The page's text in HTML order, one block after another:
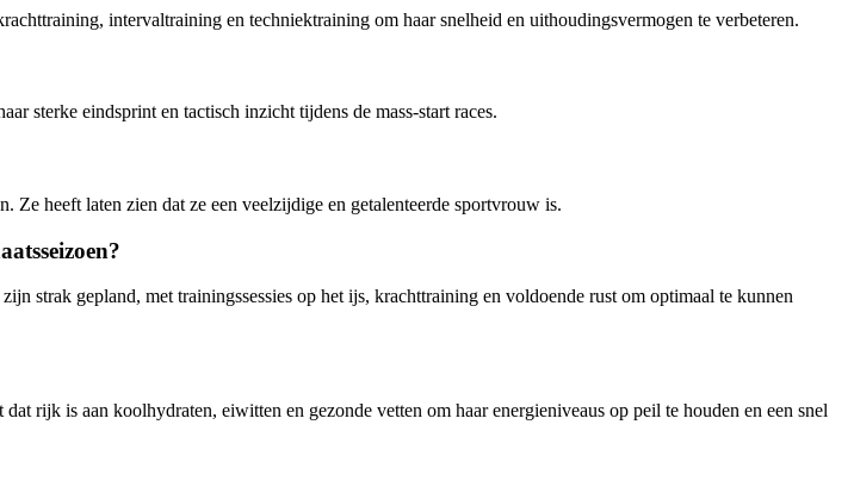
intervaltraining en techniektraining om haar snelheid en uithoudingsvermogen te verbeteren.
sterke eindsprint en tactisch inzicht tijdens de mass-start races.
Ze heeft laten zien dat ze een veelzijdige en getalenteerde sportvrouw is.
strak gepland, met trainingssessies op het ijs, krachttraining en voldoende rust om optimaal te kunnen
rijk is aan koolhydraten, eiwitten en gezonde vetten om haar energieniveaus op peil te houden en een snel